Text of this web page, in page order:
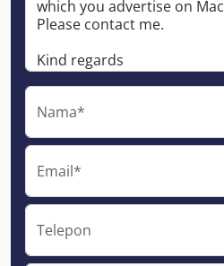
Nama*
Email*
Telepon